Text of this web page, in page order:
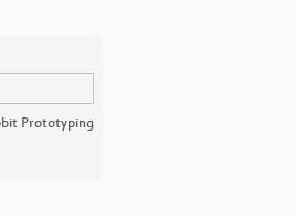
Prototyping